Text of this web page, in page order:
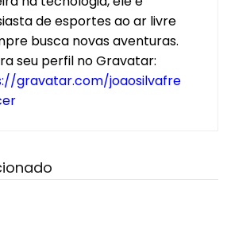
de esportes ao ar livre
busca novas aventuras.
seu perfil no Gravatar:
gravatar.com/joaosilvafre